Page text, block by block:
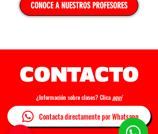
CONOCE A NUESTROS PROFESORES
CONTACTO
¿Información sobre clases? Clicaaquí
Contacta directamente por Whatsapp